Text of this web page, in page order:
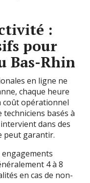
:
pour
Bas-Rhin
en ligne ne
chaque heure
coût opérationnel
basés à
dans des
peut garantir.
4 à 8
en cas de non-